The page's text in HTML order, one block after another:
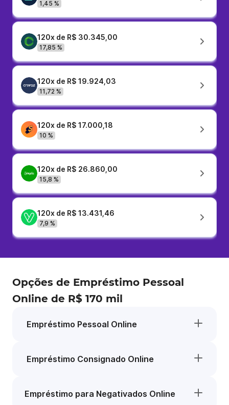
1,45 %
120x de R$ 30.345,00
17,85 %
120x de R$ 19.924,03
11,72 %
120x de R$ 17.000,18
10 %
120x de R$ 26.860,00
15,8 %
120x de R$ 13.431,46
7,9 %
Opções de Empréstimo Pessoal
Online de R$ 170 mil
Empréstimo Pessoal Online
Empréstimo Consignado Online
Empréstimo para Negativados Online